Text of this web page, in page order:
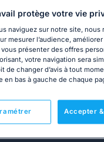
une
téléphone ?
Consulter
le01 75 75 42 33(8h à
vendredi)
protège votre vie
naviguez sur notre site, nous
mesurer l’audience,
présenter des offres
votre navigation sera
de changer d’avis à tout
en bas à gauche de chaque
Accepter